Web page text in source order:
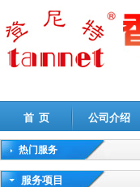
首 页 公司介绍
热门服务
高新技术企业认定审计|企业
服务项目